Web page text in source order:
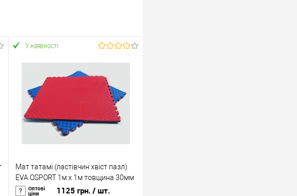
У наявності
Мат татамі (ластівчин хвіст пазл)
EVA OSPORT 1м х 1м товщина 30мм
(FI-0010-30)
Оптові
ціни 1125 грн. / шт.